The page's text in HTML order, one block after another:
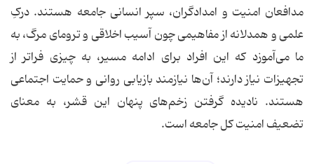
مدافعان امنیت و امدادگران، سپر انسانی جامعه هستند. درکِ
علمی و همدلانه از مفاهیمی چون آسیب اخلاقی و ترومای مرگ، به
ما می‌آموزد که این افراد برای ادامه مسیر، به چیزی فراتر از
تجهیزات نیاز دارند؛ آن‌ها نیازمند بازیابی روانی و حمایت اجتماعی
هستند. نادیده گرفتن زخم‌های پنهان این قشر، به معنای
تضعیف امنیت کل جامعه است.